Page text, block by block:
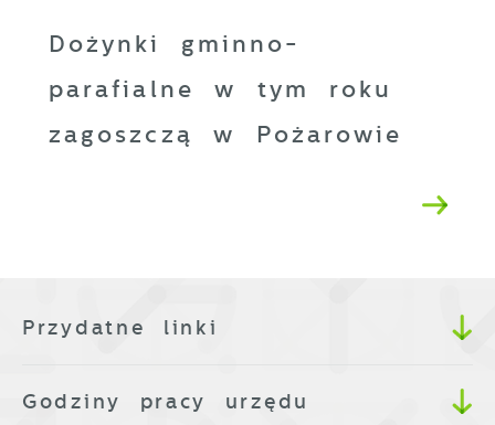
Dożynki gminno-
parafialne w tym roku
zagoszczą w Pożarowie
Przydatne linki
Godziny pracy urzędu